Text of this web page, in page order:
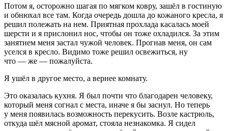
Потом я, осторожно шагая по мягком ковру, зашёл в гостиную
и обнюхал все там. Когда очередь дошла до кожаного кресла, я
решил полежать на нем. Приятная прохлада касалась моей
шерсти и я прислонил нос, чтобы он тоже охладился. За этим
занятием меня застал чужой человек. Прогнав меня, он сам
уселся в кресло. Видимо тоже решил освежиться, ну
что — же — пожалуйста.
Я ушёл в другое место, а вернее комнату.
Это оказалась кухня. Я был почти что благодарен человеку,
который меня согнал с места, иначе я бы заснул. Но теперь
у меня появилась возможность перекусить. Возле кастрюль,
откуда шёл мясной аромат, стояла незнакомка. Я сидел